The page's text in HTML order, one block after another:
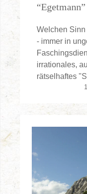
Welchen
- immer in
irrationales,
rätselhaftes